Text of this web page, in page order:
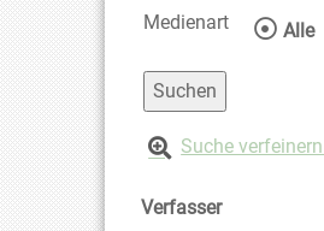
Medienart Alle
Suche
Suchfilter
Zur Trefferliste
Verfasser